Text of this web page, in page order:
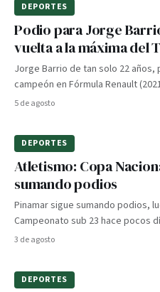
DEPORTES
Podio para Jorge
vuelta a la máxima del
Jorge Barrio de tan solo 22
campeón en Fórmula Renault
5 de agosto
DEPORTES
Atletismo: Copa
sumando podios
Pinamar sigue sumando podios,
Campeonato sub 23 hace pocos
3 de agosto
DEPORTES